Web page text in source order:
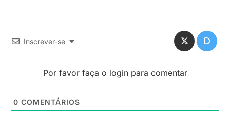
Inscrever-se
Por favor faça o login para comentar
0 COMENTÁRIOS